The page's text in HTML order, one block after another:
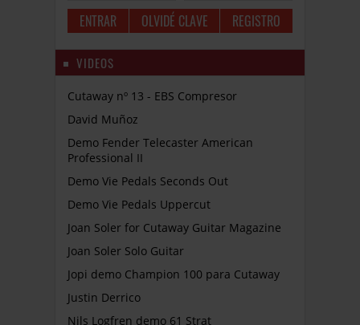
OLVIDÉ CLAVE REGISTRO
VIDEOS
Cutaway nº 13 - EBS Compresor
David Muñoz
Demo Fender Telecaster American
Professional II
Demo Vie Pedals Seconds Out
Demo Vie Pedals Uppercut
Joan Soler for Cutaway Guitar Magazine
Joan Soler Solo Guitar
Jopi demo Champion 100 para Cutaway
Justin Derrico
Nils Logfren demo 61 Strat